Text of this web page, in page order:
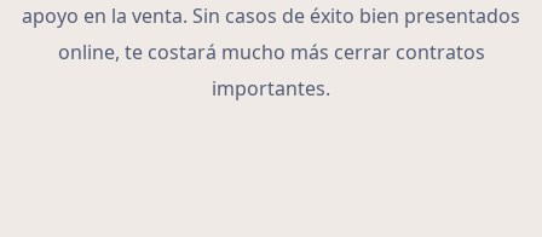
apoyo en la venta. Sin casos de éxito bien presentados
online, te costará mucho más cerrar contratos
importantes.